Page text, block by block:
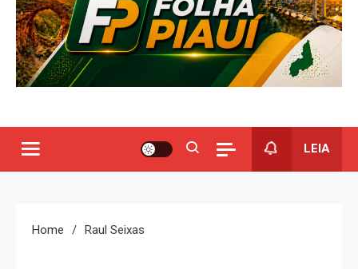
LEIA
Home Raul Seixas